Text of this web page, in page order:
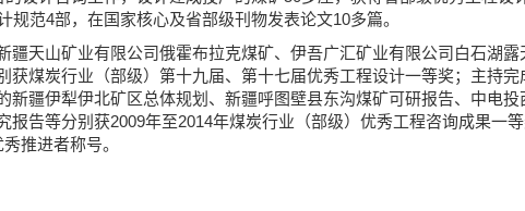
范4部，在国家核心及省部级刊物发表论文10多篇。
疆天山矿业有限公司俄霍布拉克煤矿、伊吾广汇矿业有限公司白石湖
煤炭行业（部级）第十九届、第十七届优秀工程设计一等奖；主持完
新疆伊犁伊北矿区总体规划、新疆呼图壁县东沟煤矿可研报告、中电
报告等分别获2009年至2014年煤炭行业（部级）优秀工程咨询成果一
推进者称号。